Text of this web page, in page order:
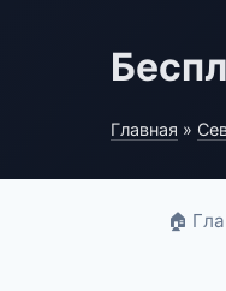
Главная »
🏠